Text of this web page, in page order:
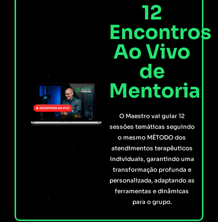
12
Encontros
Ao Vivo
de
Mentoria
O Maestro vai guiar 12
sessões temáticas seguindo
o mesmo MÉTODO dos
atendimentos terapêuticos
individuais, garantindo uma
transformação profunda e
personalizada, adaptando as
ferramentas e dinâmicas
para o grupo.